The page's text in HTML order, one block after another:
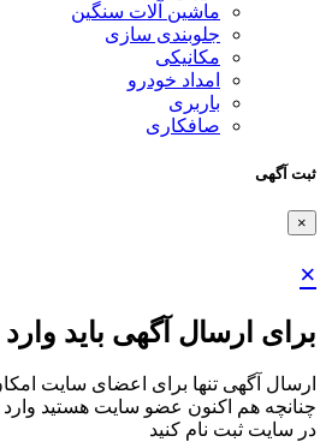
ماشین آلات سنگین
جلوبندی سازی
مکانیکی
امداد خودرو
باربری
صافکاری
ثبت آگهی
×
×
برای ارسال آگهی باید
ارسال آگهی تنها برای اعضای سایت
چنانچه هم‌ اکنون عضو سایت هستید
در سایت ثبت نام کنید